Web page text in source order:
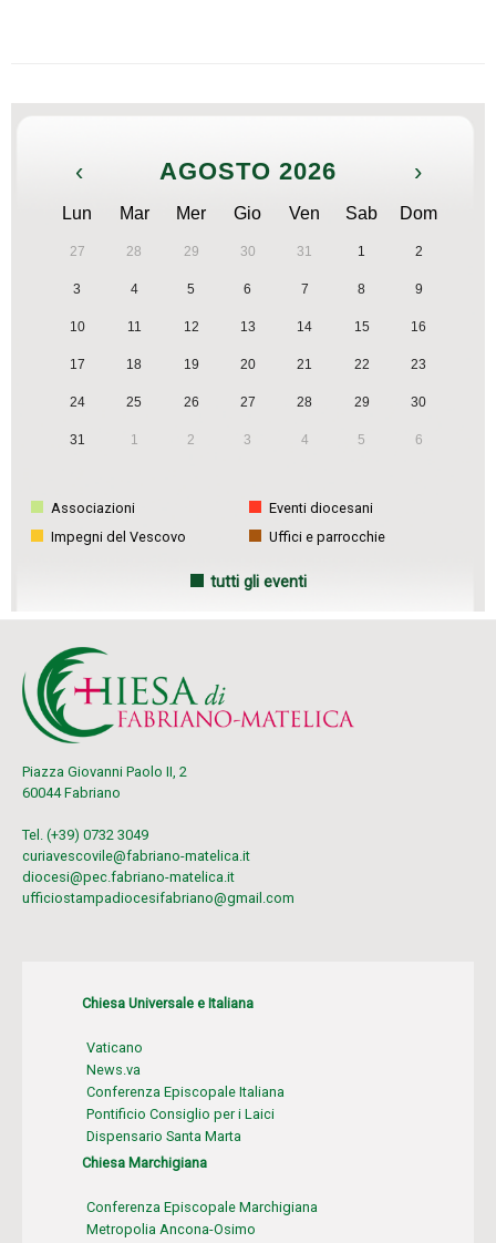
‹ AGOSTO 2026 ›
Lun Mar Mer Gio Ven Sab Dom
27 28 29 30 31 1 2
3 4 5 6 7 8 9
10 11 12 13 14 15 16
17 18 19 20 21 22 23
24 25 26 27 28 29 30
31 1 2 3 4 5 6
Associazioni
Eventi diocesani
Impegni del Vescovo
Uffici e parrocchie
tutti gli eventi
Piazza Giovanni Paolo II, 2
60044 Fabriano
Tel. (+39) 0732 3049
curiavescovile@fabriano-matelica.it
diocesi@pec.fabriano-matelica.it
ufficiostampadiocesifabriano@gmail.com
Chiesa Universale e Italiana
Vaticano
News.va
Conferenza Episcopale Italiana
Pontificio Consiglio per i Laici
Dispensario Santa Marta
Chiesa Marchigiana
Conferenza Episcopale Marchigiana
Metropolia Ancona-Osimo